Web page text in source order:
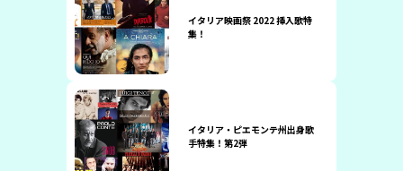
イタリア映画祭 2022 挿入歌特
集！
イタリア・ピエモンテ州出身歌
手特集！第2弾